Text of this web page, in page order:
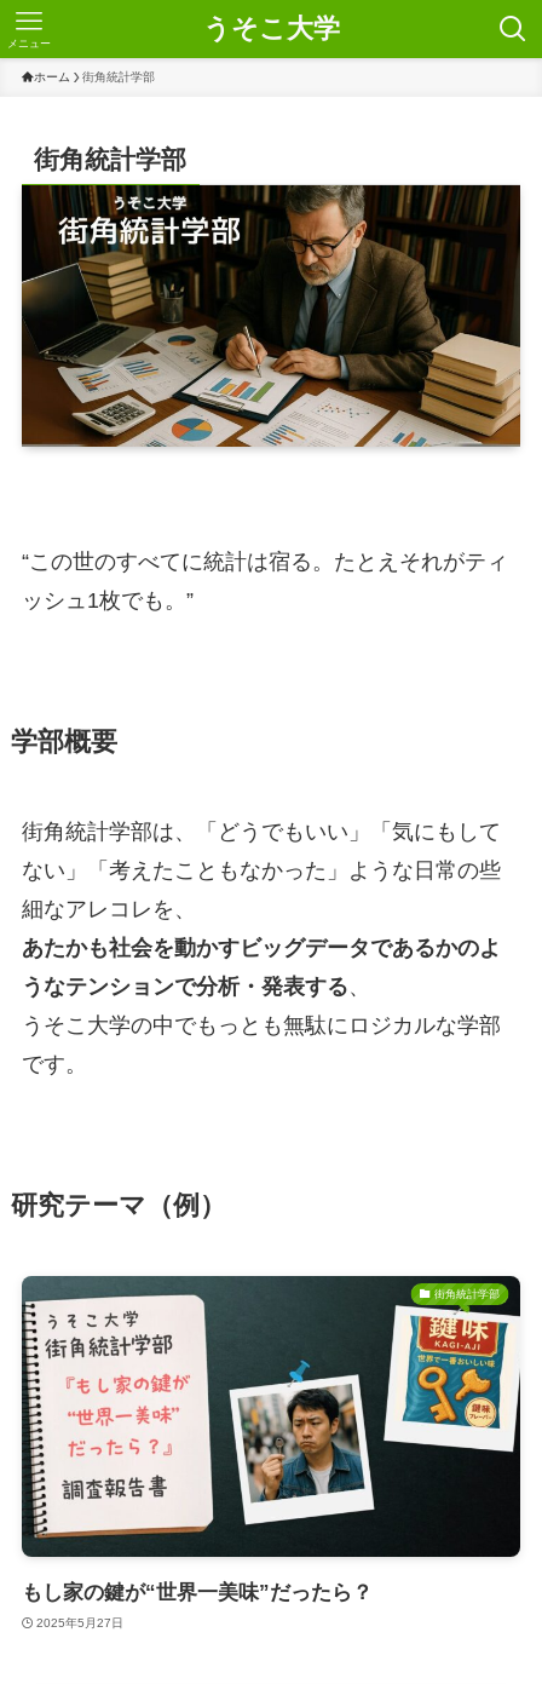
うそこ大学
メニュー
ホーム 街角統計学部
街角統計学部
“この世のすべてに統計は宿る。たとえそれがティ
ッシュ1枚でも。”
学部概要
街角統計学部は、「どうでもいい」「気にもして
ない」「考えたこともなかった」ような日常の些
細なアレコレを、
あたかも社会を動かすビッグデータであるかのよ
うなテンションで分析・発表する、
うそこ大学の中でもっとも無駄にロジカルな学部
です。
研究テーマ（例）
街角統計学部
もし家の鍵が“世界一美味”だったら？
2025年5月27日